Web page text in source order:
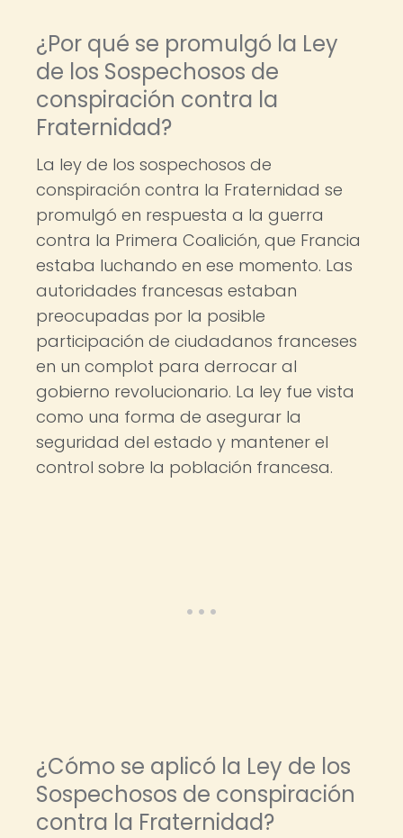
¿Por qué se promulgó la Ley
de los Sospechosos de
conspiración contra la
Fraternidad?
La ley de los sospechosos de
conspiración contra la Fraternidad se
promulgó en respuesta a la guerra
contra la Primera Coalición, que Francia
estaba luchando en ese momento. Las
autoridades francesas estaban
preocupadas por la posible
participación de ciudadanos franceses
en un complot para derrocar al
gobierno revolucionario. La ley fue vista
como una forma de asegurar la
seguridad del estado y mantener el
control sobre la población francesa.
¿Cómo se aplicó la Ley de los
Sospechosos de conspiración
contra la Fraternidad?